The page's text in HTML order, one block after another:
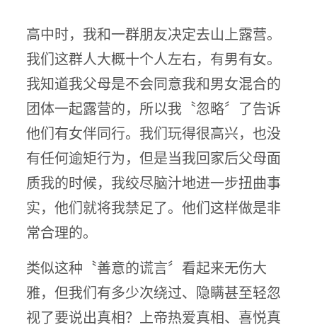
高中时，我和一群朋友决定去山上露营。
我们这群人大概十个人左右，有男有女。
我知道我父母是不会同意我和男女混合的
团体一起露营的，所以我〝忽略〞了告诉
他们有女伴同行。我们玩得很高兴，也没
有任何逾矩行为，但是当我回家后父母面
质我的时候，我绞尽脑汁地进一步扭曲事
实，他们就将我禁足了。他们这样做是非
常合理的。
类似这种〝善意的谎言〞看起来无伤大
雅，但我们有多少次绕过、隐瞒甚至轻忽
视了要说出真相？上帝热爱真相、喜悦真